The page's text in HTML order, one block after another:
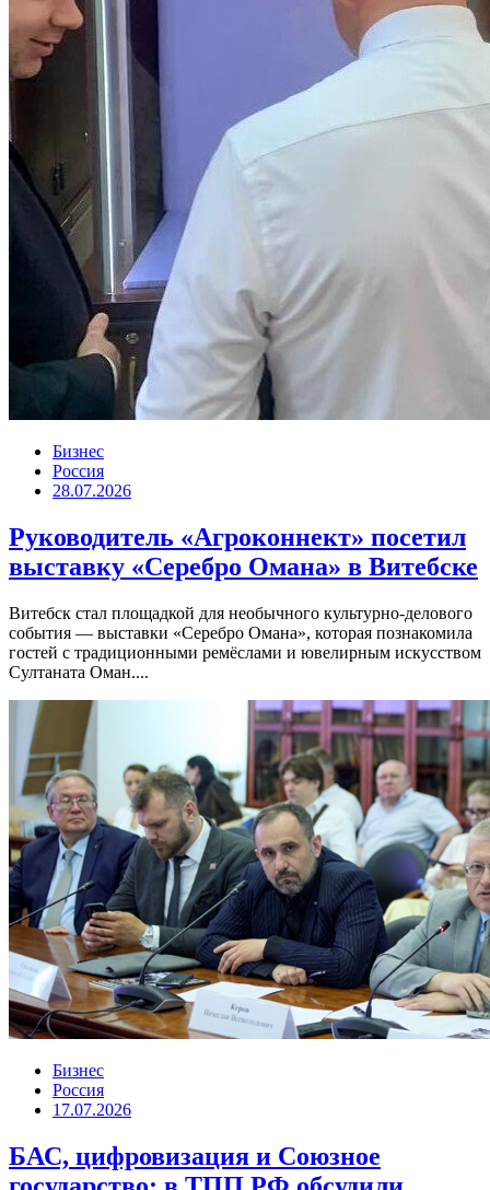
Бизнес
Россия
28.07.2026
Руководитель «Агроконнект» посетил
выставку «Серебро Омана» в Витебске
Витебск стал площадкой для необычного культурно-делового
события — выставки «Серебро Омана», которая познакомила
гостей с традиционными ремёслами и ювелирным искусством
Султаната Оман....
Бизнес
Россия
17.07.2026
БАС, цифровизация и Союзное